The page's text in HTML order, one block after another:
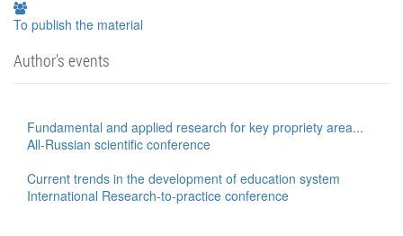
To publish the material
Author's events
Fundamental and applied research for key propriety area...
All-Russian scientific conference
Current trends in the development of education system
International Research-to-practice conference